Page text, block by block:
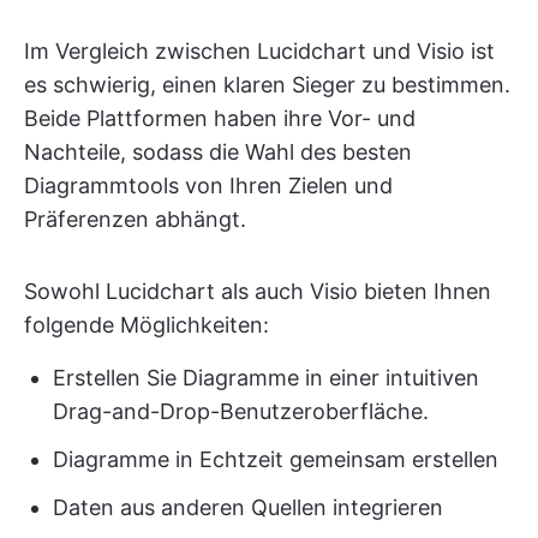
Im Vergleich zwischen Lucidchart und Visio ist
es schwierig, einen klaren Sieger zu bestimmen.
Beide Plattformen haben ihre Vor- und
Nachteile, sodass die Wahl des besten
Diagrammtools von Ihren Zielen und
Präferenzen abhängt.
Sowohl Lucidchart als auch Visio bieten Ihnen
folgende Möglichkeiten:
Erstellen Sie Diagramme in einer intuitiven
Drag-and-Drop-Benutzeroberfläche.
Diagramme in Echtzeit gemeinsam erstellen
Daten aus anderen Quellen integrieren